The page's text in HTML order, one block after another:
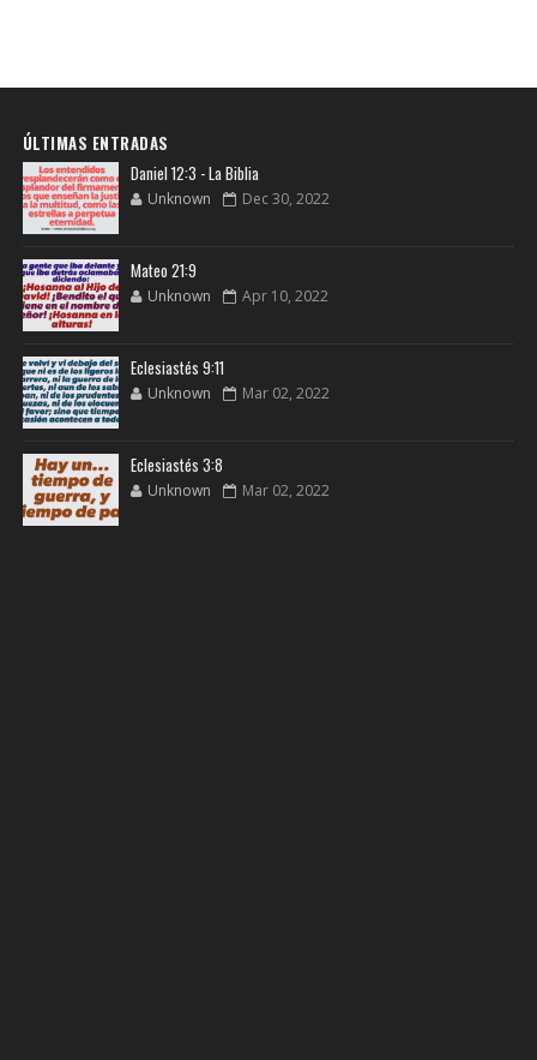
ÚLTIMAS ENTRADAS
Daniel 12:3 - La Biblia
Unknown Dec 30, 2022
Mateo 21:9
Unknown Apr 10, 2022
Eclesiastés 9:11
Unknown Mar 02, 2022
Eclesiastés 3:8
Unknown Mar 02, 2022